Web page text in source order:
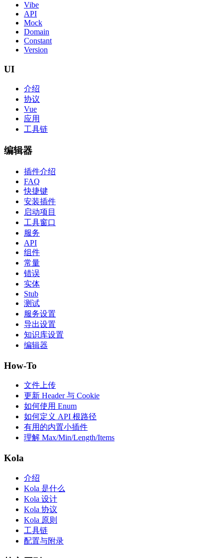
Vibe
API
Mock
Domain
Constant
Version
UI
介绍
协议
Vue
应用
工具链
编辑器
插件介绍
FAQ
快捷键
安装插件
启动项目
工具窗口
服务
API
组件
常量
错误
实体
Stub
测试
服务设置
导出设置
知识库设置
编辑器
How-To
文件上传
更新 Header 与 Cookie
如何使用 Enum
如何定义 API 根路径
有用的内置小插件
理解 Max/Min/Length/Items
Kola
介绍
Kola 是什么
Kola 设计
Kola 协议
Kola 原则
工具链
配置与附录